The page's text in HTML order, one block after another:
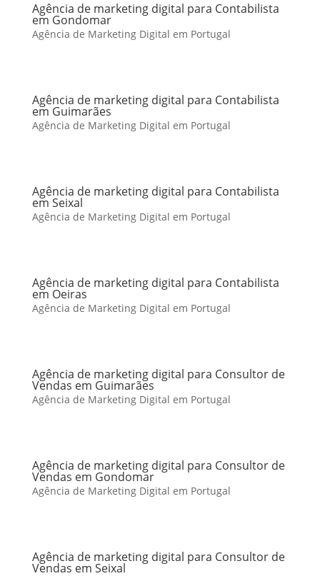
Agência de marketing digital para Contabilista
em Gondomar
Agência de Marketing Digital em Portugal
Agência de marketing digital para Contabilista
em Guimarães
Agência de Marketing Digital em Portugal
Agência de marketing digital para Contabilista
em Seixal
Agência de Marketing Digital em Portugal
Agência de marketing digital para Contabilista
em Oeiras
Agência de Marketing Digital em Portugal
Agência de marketing digital para Consultor de
Vendas em Guimarães
Agência de Marketing Digital em Portugal
Agência de marketing digital para Consultor de
Vendas em Gondomar
Agência de Marketing Digital em Portugal
Agência de marketing digital para Consultor de
Vendas em Seixal